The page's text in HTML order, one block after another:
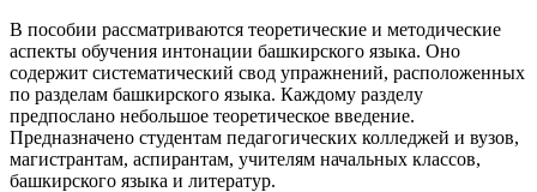
В пособии рассматриваются теоретические и методические
аспекты обучения интонации башкирского языка. Оно
содержит систематический свод упражнений, расположенных
по разделам башкирского языка. Каждому разделу
предпослано небольшое теоретическое введение.
Предназначено студентам педагогических колледжей и вузов,
магистрантам, аспирантам, учителям начальных классов,
башкирского языка и литератур.